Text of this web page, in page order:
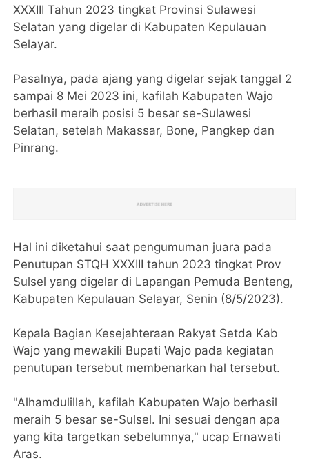
XXXIII Tahun 2023 tingkat Provinsi Sulawesi
Selatan yang digelar di Kabupaten Kepulauan
Selayar.
Pasalnya, pada ajang yang digelar sejak tanggal 2
sampai 8 Mei 2023 ini, kafilah Kabupaten Wajo
berhasil meraih posisi 5 besar se-Sulawesi
Selatan, setelah Makassar, Bone, Pangkep dan
Pinrang.
Hal ini diketahui saat pengumuman juara pada
Penutupan STQH XXXIII tahun 2023 tingkat Prov
Sulsel yang digelar di Lapangan Pemuda Benteng,
Kabupaten Kepulauan Selayar, Senin (8/5/2023).
Kepala Bagian Kesejahteraan Rakyat Setda Kab
Wajo yang mewakili Bupati Wajo pada kegiatan
penutupan tersebut membenarkan hal tersebut.
"Alhamdulillah, kafilah Kabupaten Wajo berhasil
meraih 5 besar se-Sulsel. Ini sesuai dengan apa
yang kita targetkan sebelumnya," ucap Ernawati
Aras.